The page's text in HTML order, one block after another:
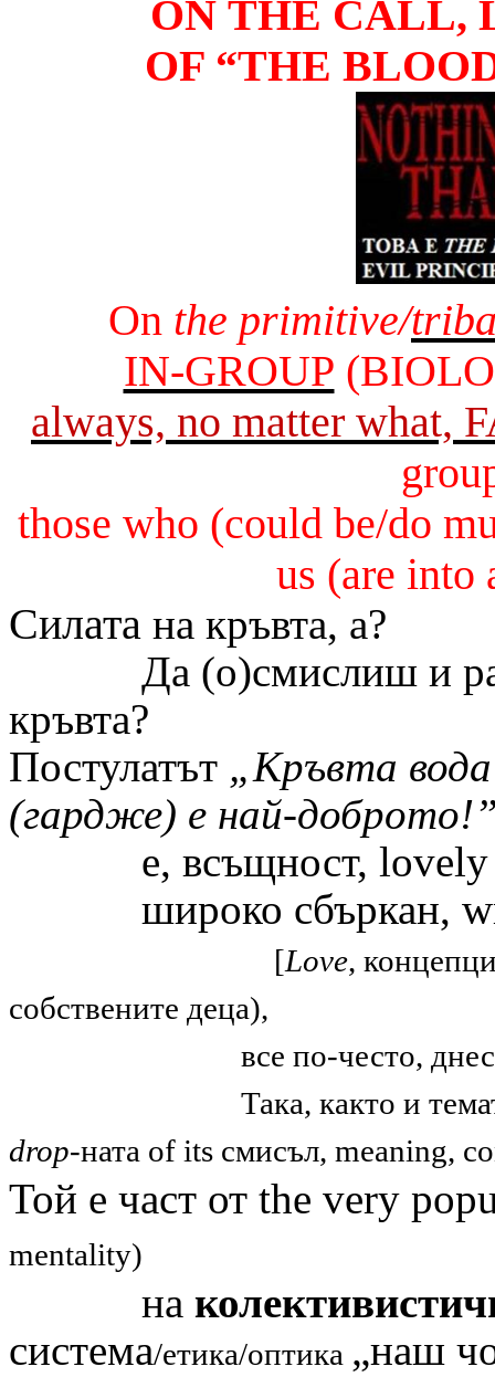
ON THE CALL,
OF “THE
On the primitive/
IN-GROUP
always, no matter what,
those who (could be/do
us (are into
Силата на кръвта, а?
Да (o)смислиш и
кръвта?
Постулатът „Кръвта
(гардже) е най-
е, всъщност, lovely
широко сбъркан,
[Love,
собствените деца),
все по-често, днес в 21
Така, както и
drop-ната of its смисъл, meaning,
Той е част от the very
mentality)
на
система/етика/оптика „наш